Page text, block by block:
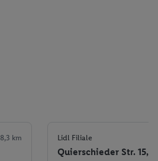
8,3 km Lidl Filiale
Quierschieder Str. 15,